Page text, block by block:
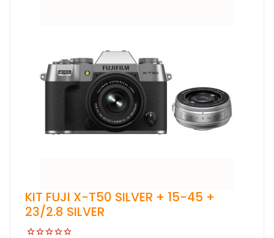
KIT FUJI X-T50 SILVER + 15-45 +
23/2.8 SILVER